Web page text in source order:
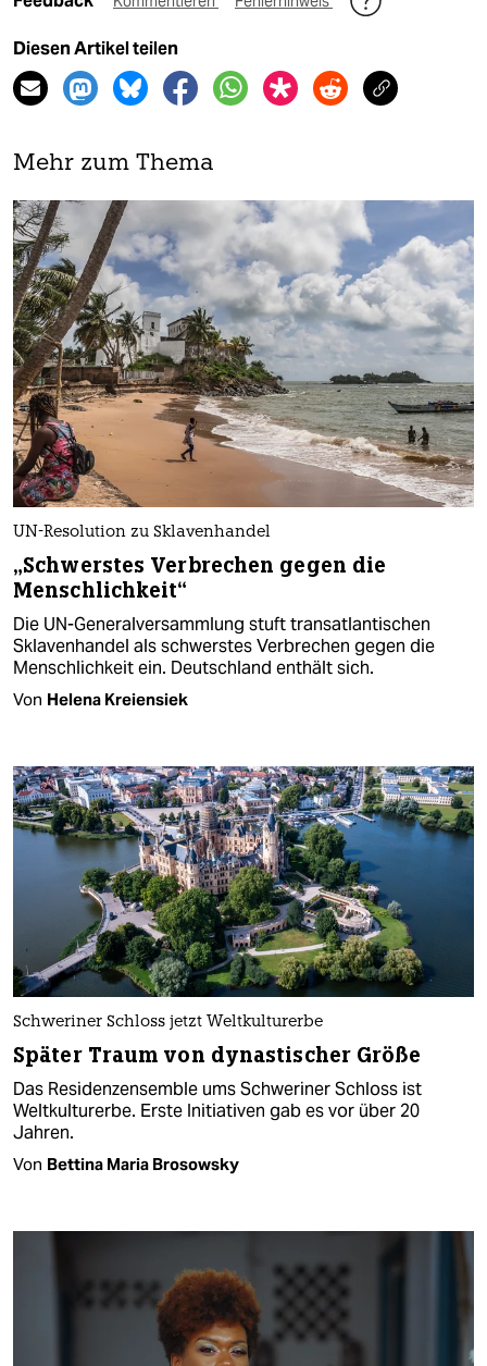
Diesen Artikel teilen
Mehr zum Thema
UN-Resolution zu Sklavenhandel
„Schwerstes Verbrechen gegen die
Menschlichkeit“
Die UN-Generalversammlung stuft transatlantischen
Sklavenhandel als schwerstes Verbrechen gegen die
Menschlichkeit ein. Deutschland enthält sich.
Von Helena Kreiensiek
Schweriner Schloss jetzt Weltkulturerbe
Später Traum von dynastischer Größe
Das Residenzensemble ums Schweriner Schloss ist
Weltkulturerbe. Erste Initiativen gab es vor über 20
Jahren.
Von Bettina Maria Brosowsky